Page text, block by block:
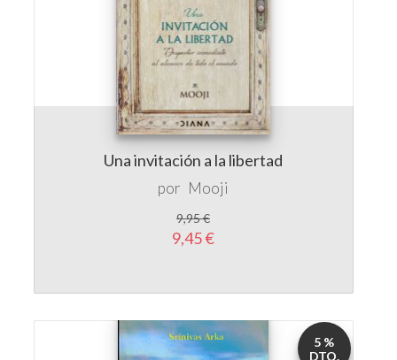
Una invitación a la libertad
por Mooji
9,95 €
9,45 €
5 %
DTO.